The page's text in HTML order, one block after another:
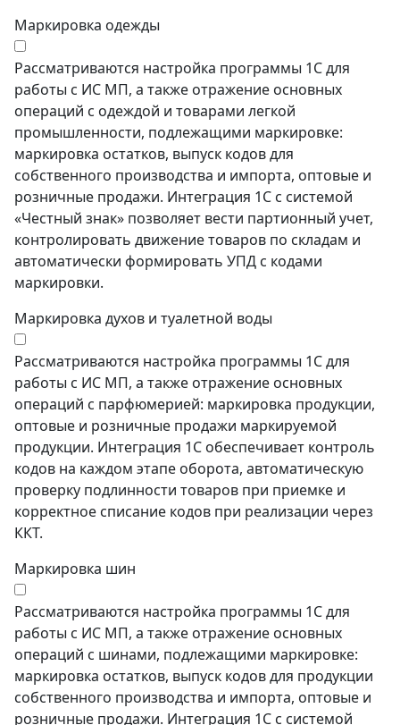
Маркировка одежды
Рассматриваются настройка программы 1С для
работы с ИС МП, а также отражение основных
операций с одеждой и товарами легкой
промышленности, подлежащими маркировке:
маркировка остатков, выпуск кодов для
собственного производства и импорта, оптовые и
розничные продажи. Интеграция 1С с системой
«Честный знак» позволяет вести партионный учет,
контролировать движение товаров по складам и
автоматически формировать УПД с кодами
маркировки.
Маркировка духов и туалетной воды
Рассматриваются настройка программы 1С для
работы с ИС МП, а также отражение основных
операций с парфюмерией: маркировка продукции,
оптовые и розничные продажи маркируемой
продукции. Интеграция 1С обеспечивает контроль
кодов на каждом этапе оборота, автоматическую
проверку подлинности товаров при приемке и
корректное списание кодов при реализации через
ККТ.
Маркировка шин
Рассматриваются настройка программы 1С для
работы с ИС МП, а также отражение основных
операций с шинами, подлежащими маркировке:
маркировка остатков, выпуск кодов для продукции
собственного производства и импорта, оптовые и
розничные продажи. Интеграция 1С с системой